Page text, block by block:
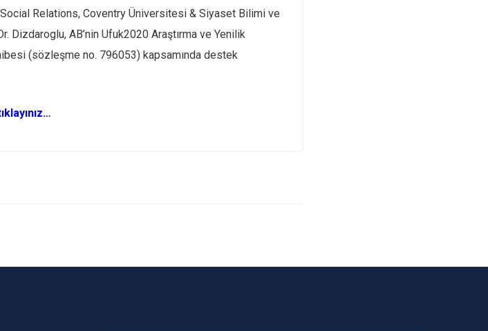
Relations, Coventry Üniversitesi & Siyaset Bilimi ve
Dizdaroglu, AB’nin Ufuk2020 Araştırma ve Yenilik
(sözleşme no. 796053) kapsamında destek